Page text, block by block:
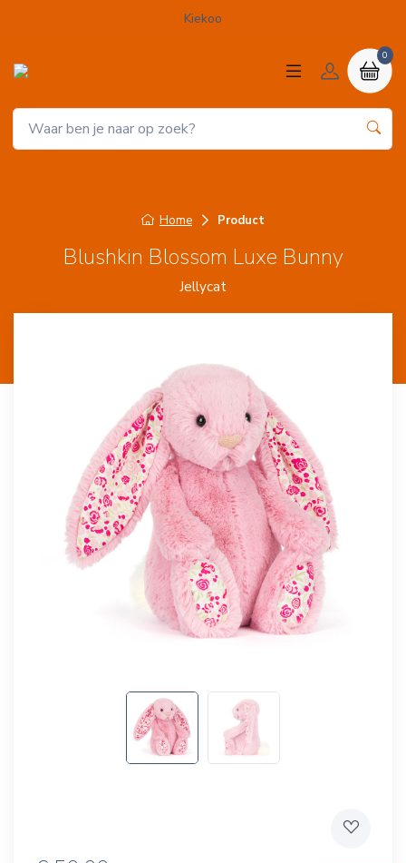
Kiekoo
0
Home Product
Blushkin Blossom Luxe Bunny
Jellycat